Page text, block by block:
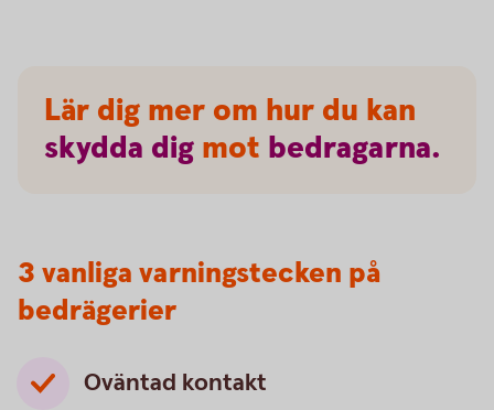
Lär dig mer om hur du kan
skydda dig mot bedragarna.
3 vanliga varningstecken på
bedrägerier
Oväntad kontakt